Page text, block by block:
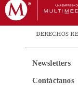
DERECHOS
Newsletters
Contáctanos